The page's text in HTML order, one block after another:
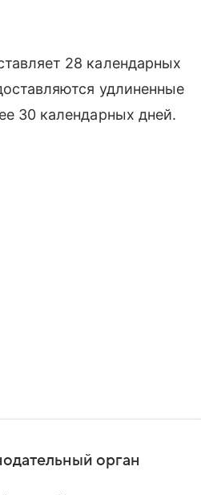
28 календарных
удлиненные
30 календарных дней.
орган